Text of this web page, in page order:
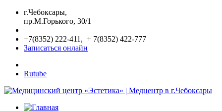
г.Чебоксары,
пр.М.Горького, 30/1
+7(8352) 222-411, + 7(8352) 422-777
Записаться онлайн
Rutube